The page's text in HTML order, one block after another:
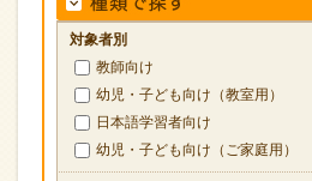
対象者別
教師向け
幼児・子ども向け（教室用）
日本語学習者向け
幼児・子ども向け（ご家庭用）